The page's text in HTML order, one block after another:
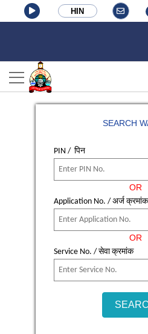
HIN
SEARCH
PIN / पिन
OR
Application No. /अर्ज क्रमांक
OR
Service No. /सेवा क्रमांक